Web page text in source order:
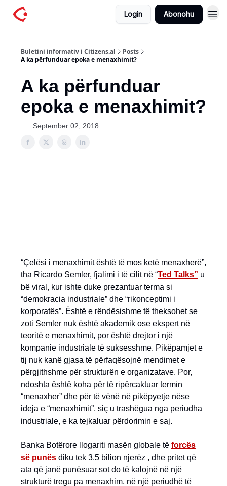
Login Abonohu
Buletini informativ i Citizens.al
Posts
A ka përfunduar epoka e menaxhimit?
A ka përfunduar
epoka e menaxhimit?
September 02, 2018
“Çelësi i menaxhimit është të mos ketë menaxherë”,
tha Ricardo Semler, fjalimi i të cilit në “Ted Talks” u
bë viral, kur ishte duke prezantuar terma si
“demokracia industriale” dhe “rikonceptimi i
korporatës”. Është e rëndësishme të theksohet se
zoti Semler nuk është akademik ose ekspert në
teoritë e menaxhimit, por është drejtor i një
kompanie industriale të suksesshme. Pikëpamjet e
tij nuk kanë gjasa të përfaqësojnë mendimet e
përgjithshme për strukturën e organizatave. Por,
ndoshta është koha për të ripërcaktuar termin
“menaxher” dhe për të vënë në pikëpyetje nëse
ideja e “menaxhimit”, siç u trashëgua nga periudha
industriale, e ka tejkaluar përdorimin e saj.
Banka Botërore llogariti masën globale të forcës
së punës diku tek 3.5 bilion njerëz , dhe pritet që
ata që janë punësuar sot do të kalojnë në një
strukturë tregu pa menaxhim, në një periudhë të